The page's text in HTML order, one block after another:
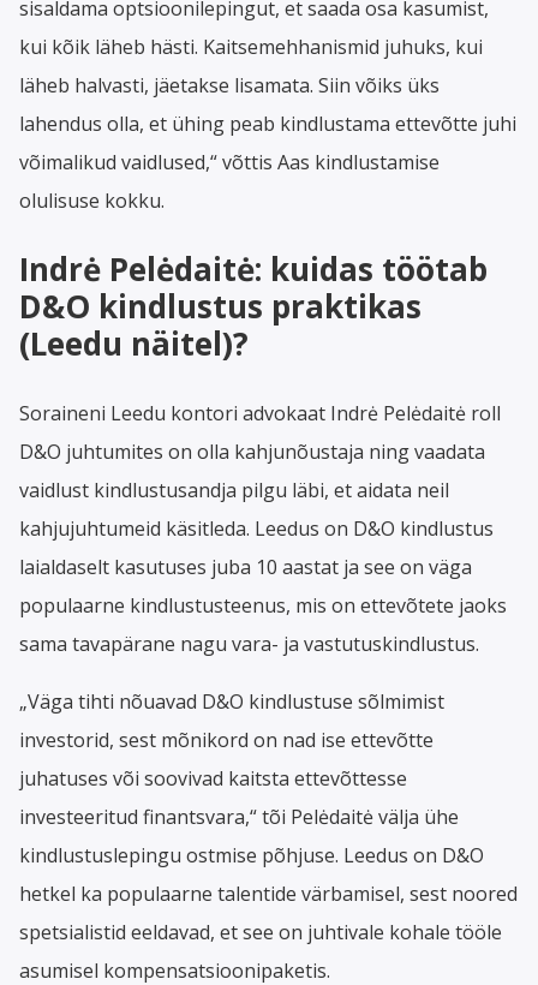
sisaldama optsioonilepingut, et saada osa kasumist,
kui kõik läheb hästi. Kaitsemehhanismid juhuks, kui
läheb halvasti, jäetakse lisamata. Siin võiks üks
lahendus olla, et ühing peab kindlustama ettevõtte juhi
võimalikud vaidlused,“ võttis Aas kindlustamise
olulisuse kokku.
Indrė Pelėdaitė: kuidas töötab
D&O kindlustus praktikas
(Leedu näitel)?
Soraineni Leedu kontori advokaat Indrė Pelėdaitė roll
D&O juhtumites on olla kahjunõustaja ning vaadata
vaidlust kindlustusandja pilgu läbi, et aidata neil
kahjujuhtumeid käsitleda. Leedus on D&O kindlustus
laialdaselt kasutuses juba 10 aastat ja see on väga
populaarne kindlustusteenus, mis on ettevõtete jaoks
sama tavapärane nagu vara- ja vastutuskindlustus.
„Väga tihti nõuavad D&O kindlustuse sõlmimist
investorid, sest mõnikord on nad ise ettevõtte
juhatuses või soovivad kaitsta ettevõttesse
investeeritud finantsvara,“ tõi Pelėdaitė välja ühe
kindlustuslepingu ostmise põhjuse. Leedus on D&O
hetkel ka populaarne talentide värbamisel, sest noored
spetsialistid eeldavad, et see on juhtivale kohale tööle
asumisel kompensatsioonipaketis.